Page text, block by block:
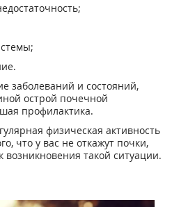
заболеваний и состояний,
острой почечной
профилактика.
физическая активность
что у вас не откажут почки,
такой ситуации.